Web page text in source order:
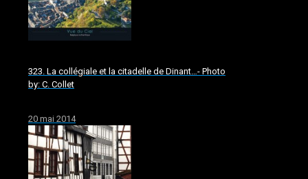
323. La collégiale et la citadelle de Dinant…- Photo
by: C. Collet
20 mai 2014